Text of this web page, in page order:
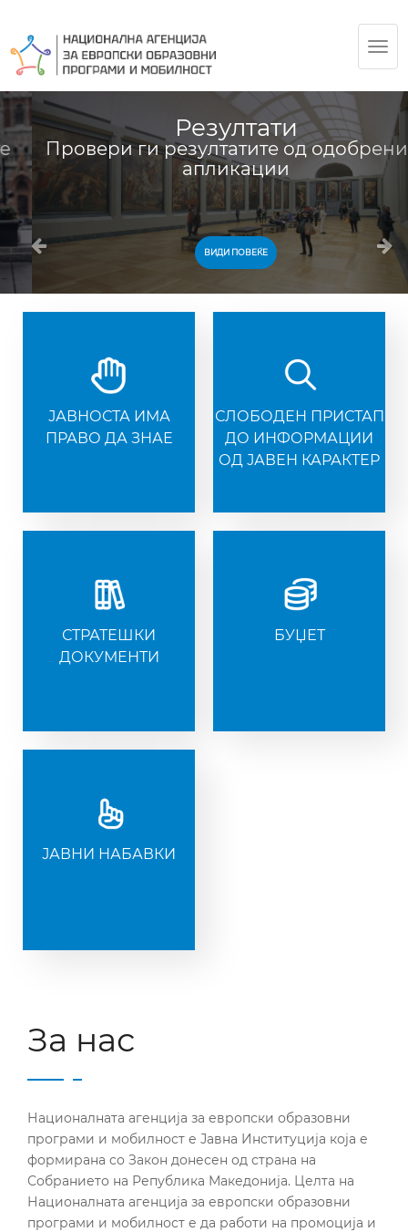
Резултати
Провери ги резултатите од одобрените
апликации
ВИДИ ПОВЕЌЕ
ЈАВНОСТА ИМА
ПРАВО ДА ЗНАЕ
СЛОБОДЕН ПРИСТАП
ДО ИНФОРМАЦИИ
ОД ЈАВЕН КАРАКТЕР
СТРАТЕШКИ
ДОКУМЕНТИ
БУЏЕТ
ЈАВНИ НАБАВКИ
За нас
Националната агенција за европски образовни
програми и мобилност е Јавна Институција која е
формирана со Закон донесен од страна на
Собранието на Република Македонија. Целта на
Националната агенција за европски образовни
програми и мобилност е да работи на промоција и